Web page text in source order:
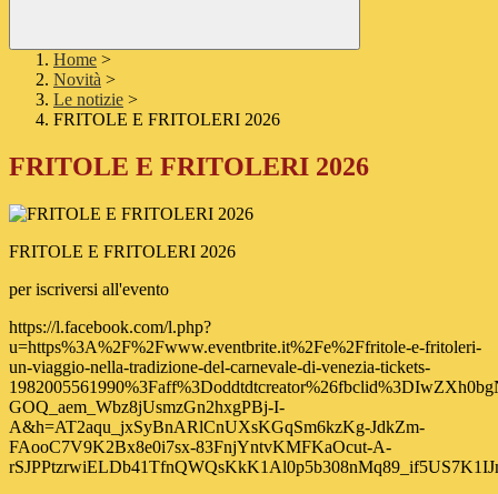
Home >
Novità >
Le notizie >
FRITOLE E FRITOLERI 2026
FRITOLE E FRITOLERI 2026
FRITOLE E FRITOLERI 2026
per iscriversi all'evento
https://l.facebook.com/l.php?
u=https%3A%2F%2Fwww.eventbrite.it%2Fe%2Ffritole-e-fritoleri-
un-viaggio-nella-tradizione-del-carnevale-di-venezia-tickets-
GOQ_aem_Wbz8jUsmzGn2hxgPBj-I-
A&h=AT2aqu_jxSyBnARlCnUXsKGqSm6kzKg-JdkZm-
FAooC7V9K2Bx8e0i7sx-83FnjYntvKMFKaOcut-A-